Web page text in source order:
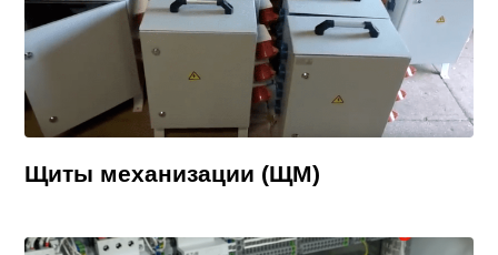
Щиты механизации (ЩМ)